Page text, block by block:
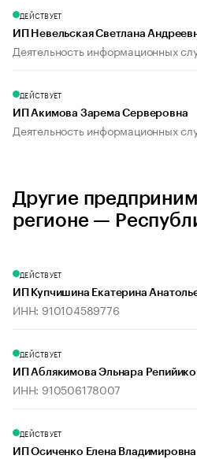
ДЕЙСТВУЕТ
ИП Невельская Светлана
Деятельность информационных
ДЕЙСТВУЕТ
ИП Акимова Зарема Серверовна
Деятельность информационных
Другие
регионе —
ДЕЙСТВУЕТ
ИП Купчишина Екатерина
ИНН: 910104589776
ДЕЙСТВУЕТ
ИП Аблякимова Эльнара
ИНН: 910506178007
ДЕЙСТВУЕТ
ИП Осиченко Елена Владимировна